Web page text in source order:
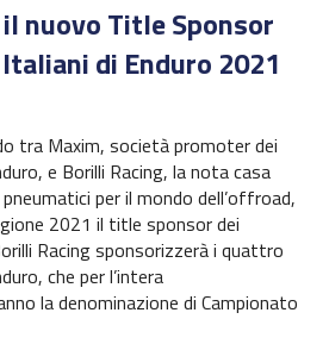
nuovo Title Sponsor
di Enduro 2021
tra Maxim, società promoter dei
e Borilli Racing, la nota casa
per il mondo dell’offroad,
2021 il title sponsor dei
Racing sponsorizzerà i quattro
che per l’intera
la denominazione di Campionato